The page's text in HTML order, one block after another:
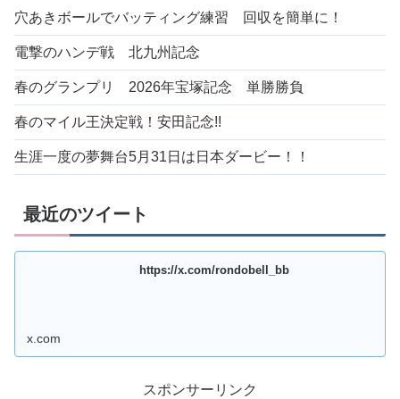
穴あきボールでバッティング練習 回収を簡単に！
電撃のハンデ戦 北九州記念
春のグランプリ 2026年宝塚記念 単勝勝負
春のマイル王決定戦！安田記念!!
生涯一度の夢舞台5月31日は日本ダービー！！
最近のツイート
https://x.com/rondobell_bb
x.com
スポンサーリンク